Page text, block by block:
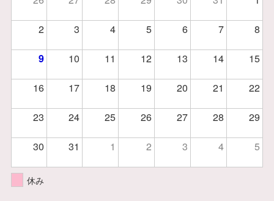
2 3 4 5 6 7 8
9 10 11 12 13 14 15
16 17 18 19 20 21 22
23 24 25 26 27 28 29
30 31 1 2 3 4 5
休み